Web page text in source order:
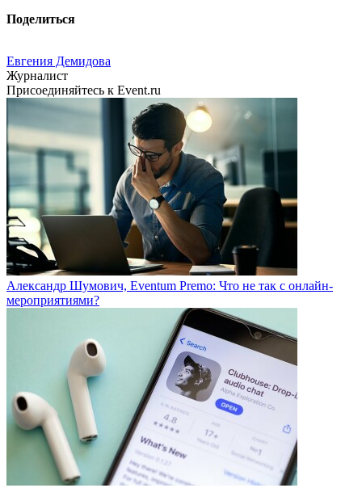
Поделиться
Евгения Демидова
Журналист
Присоединяйтесь к Event.ru
Александр Шумович, Eventum Premo: Что не так с онлайн-
мероприятиями?